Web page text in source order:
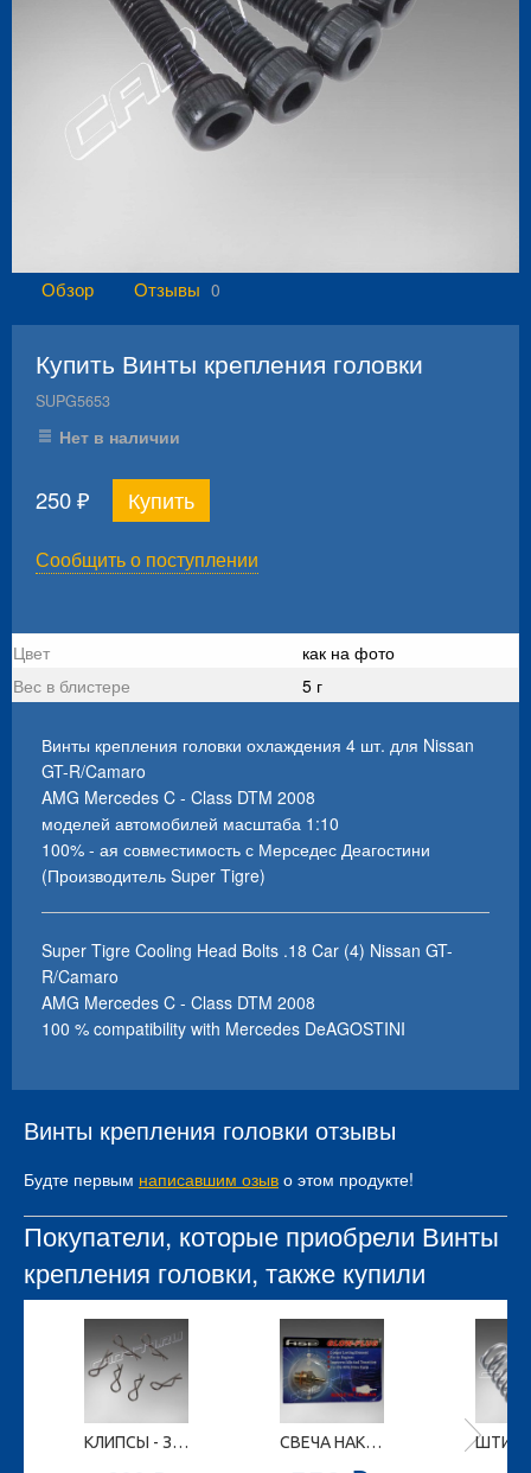
Обзор Отзывы 0
Купить Винты крепления головки
SUPG5653
Нет в наличии
250 ₽
Сообщить о поступлении
Цвет
как на фото
Вес в блистере
5 г
Винты крепления головки охлаждения 4 шт. для Nissan
GT-R/Camaro
AMG Mercedes C - Class DTM 2008
моделей автомобилей масштаба 1:10
100% - ая совместимость с Мерседес Деагостини
(Производитель Super Tigre)
Super Tigre Cooling Head Bolts .18 Car (4) Nissan GT-
R/Camaro
AMG Mercedes C - Class DTM 2008
100 % compatibility with Mercedes DeAGOSTINI
Винты крепления головки отзывы
Будте первым написавшим озыв о этом продукте!
Покупатели, которые приобрели Винты
крепления головки, также купили
КЛИПСЫ - ЗАЩЁЛКИ (6 ШТ.) СВЕЧА НАКАЛИВАНИЯ GLOW PLUG NO3